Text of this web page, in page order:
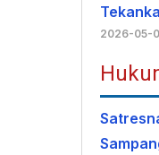
2026-05-